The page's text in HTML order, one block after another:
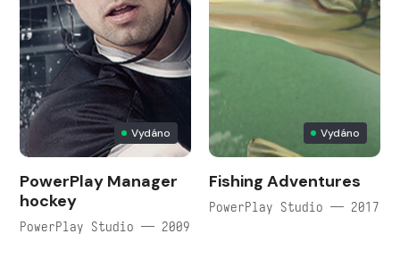
Vydáno
PowerPlay Manager
hockey
PowerPlay Studio — 2009
Vydáno
Fishing Adventures
PowerPlay Studio — 2017